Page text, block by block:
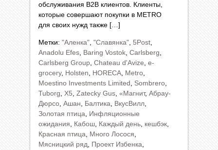
обслуживания B2B клиентов. Клиенты,
которые совершают покупки в METRO
для своих нужд также […]
Метки: "Аленка" "Славянка" 5Post
Anadolu Efes Baring Vostok Carlsberg
Carlsberg Group Chateau d'Avize e-
grocery, Holsten HORECA Metro
Moestino Investments Limited
Sombrero
Tuborg
X5 Zatecky Gus «Магнит, Абрау-
Дюрсо Ашан Балтика ВкусВилл
Золотая птица
Инфляционные
ожидания
Кабош Каждый день кешбэк
Красная птица
Много Лосося
Мясницкий ряд
Проект Избенка